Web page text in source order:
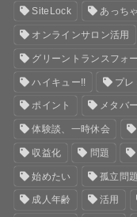
SiteLock あっち
オンラインサロン活用
グリーントランスフォ
ハイキュー!! プレ
ポイント メタバ
体験談、一時休会
収益化 問題
始めたい 孤立問題
成人年齢 活用